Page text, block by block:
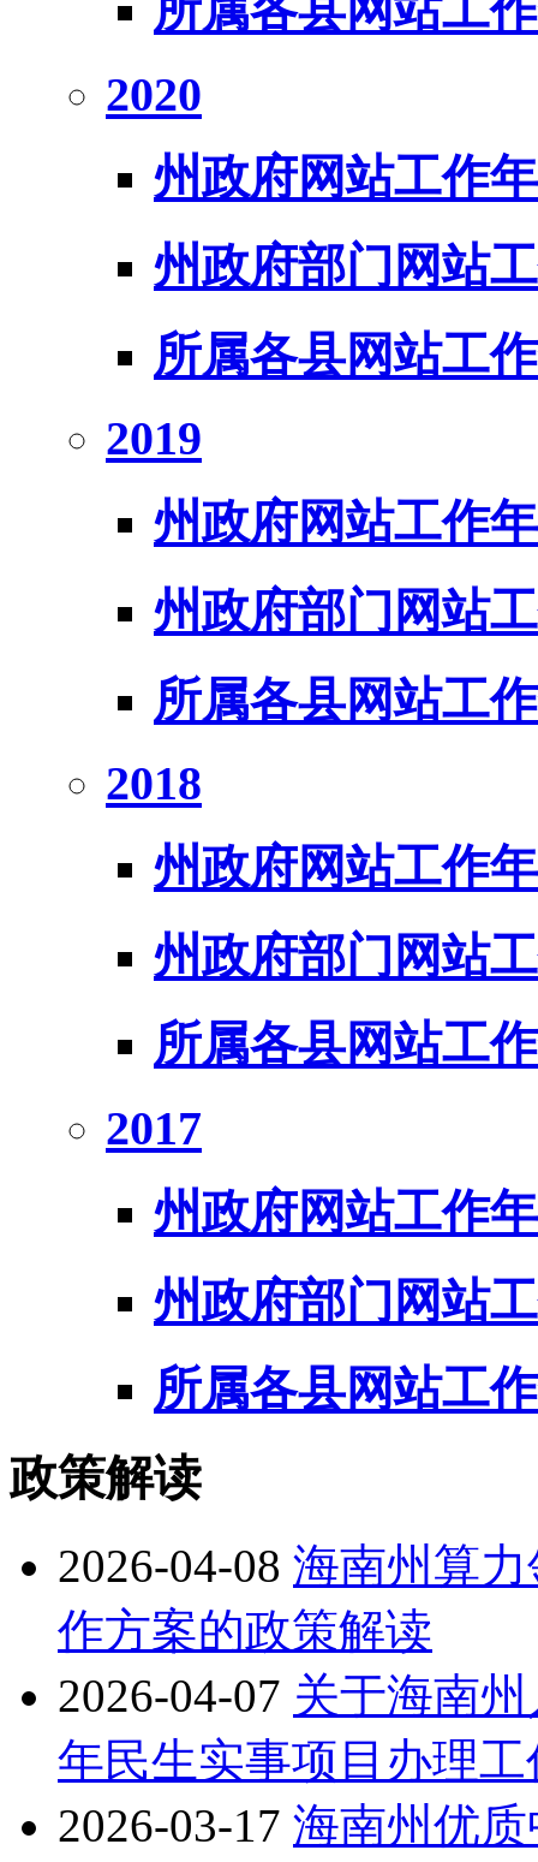
2020
州政府网站工作
州政府部门网站
所属各县网站工
2019
州政府网站工作
州政府部门网站
所属各县网站工
2018
州政府网站工作
州政府部门网站
所属各县网站工
2017
州政府网站工作
州政府部门网站
所属各县网站工
政策解读
2026-04-08 海南州算
作方案的政策解读
2026-04-07 关于海南
年民生实事项目办理
2026-03-17 海南州优